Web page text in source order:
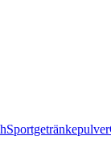
Sportgetränkepulver